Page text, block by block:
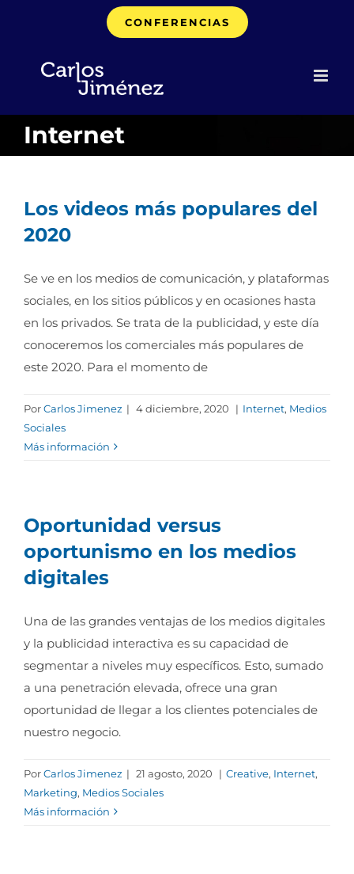
CONFERENCIAS
Internet
Los videos más populares del
2020
Se ve en los medios de comunicación, y plataformas
sociales, en los sitios públicos y en ocasiones hasta
en los privados. Se trata de la publicidad, y este día
conoceremos los comerciales más populares de
este 2020. Para el momento de
PorCarlos Jimenez | 4 diciembre, 2020 | Internet, Medios
Sociales
Más información
Oportunidad versus
oportunismo en los medios
digitales
Una de las grandes ventajas de los medios digitales
y la publicidad interactiva es su capacidad de
segmentar a niveles muy específicos. Esto, sumado
a una penetración elevada, ofrece una gran
oportunidad de llegar a los clientes potenciales de
nuestro negocio.
PorCarlos Jimenez | 21 agosto, 2020 | Creative, Internet,
Marketing, Medios Sociales
Más información